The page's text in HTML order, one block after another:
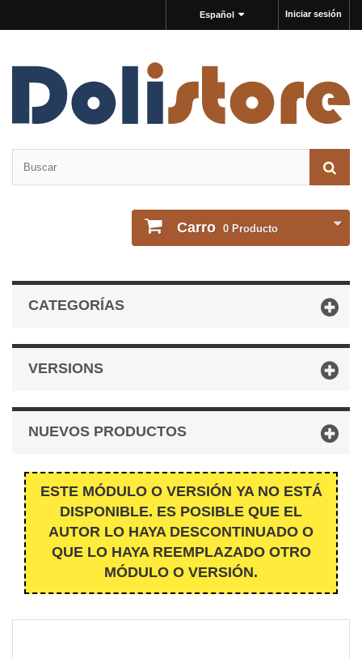
Iniciar sesión
Español
Carro 0 Producto
CATEGORÍAS
VERSIONS
NUEVOS PRODUCTOS
ESTE MÓDULO O VERSIÓN YA NO ESTÁ
DISPONIBLE. ES POSIBLE QUE EL
AUTOR LO HAYA DESCONTINUADO O
QUE LO HAYA REEMPLAZADO OTRO
MÓDULO O VERSIÓN.